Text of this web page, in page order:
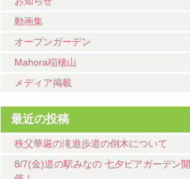
動画集
オープンガーデン
Mahora稲穂山
メディア掲載
最近の投稿
秩父華厳の滝遊歩道の倒木について
8/7(金)道の駅みなの 七夕ビアガーデン開